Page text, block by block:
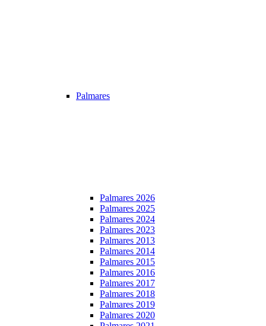
Palmares
Palmares 2026
Palmares 2025
Palmares 2024
Palmares 2023
Palmares 2013
Palmares 2014
Palmares 2015
Palmares 2016
Palmares 2017
Palmares 2018
Palmares 2019
Palmares 2020